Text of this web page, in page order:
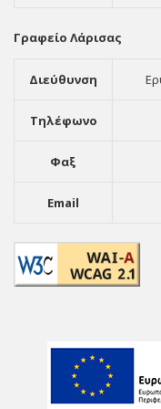
Γραφείο Λάρισας
Διεύθυνση
Τηλέφωνο
Φαξ
Email